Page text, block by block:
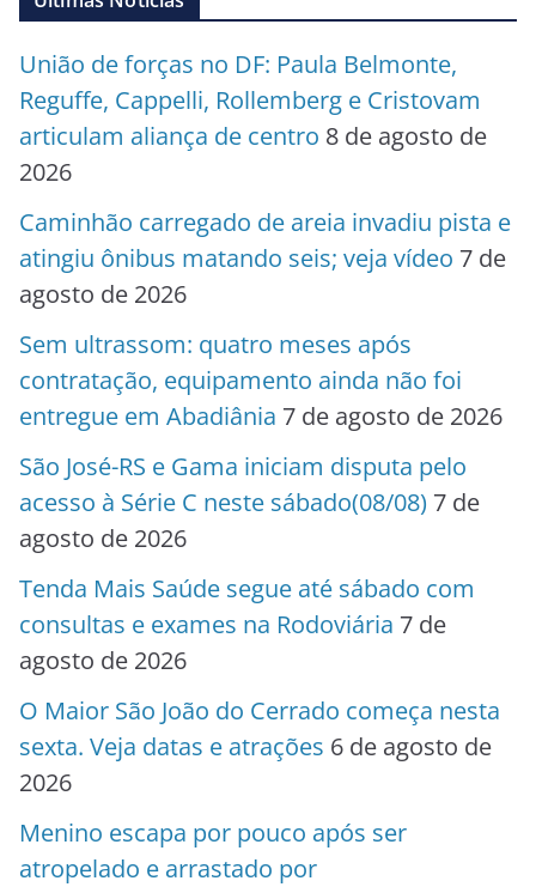
União de forças no DF: Paula Belmonte,
Reguffe, Cappelli, Rollemberg e Cristovam
articulam aliança de centro 8 de agosto de
2026
Caminhão carregado de areia invadiu pista e
atingiu ônibus matando seis; veja vídeo 7 de
agosto de 2026
Sem ultrassom: quatro meses após
contratação, equipamento ainda não foi
entregue em Abadiânia 7 de agosto de 2026
São José-RS e Gama iniciam disputa pelo
acesso à Série C neste sábado(08/08) 7 de
agosto de 2026
Tenda Mais Saúde segue até sábado com
consultas e exames na Rodoviária 7 de
agosto de 2026
O Maior São João do Cerrado começa nesta
sexta. Veja datas e atrações 6 de agosto de
2026
Menino escapa por pouco após ser
atropelado e arrastado por